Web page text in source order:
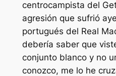
centrocampista del
agresión que sufrió
portugués del Real
debería saber que
conjunto blanco y no
conozco, me lo he